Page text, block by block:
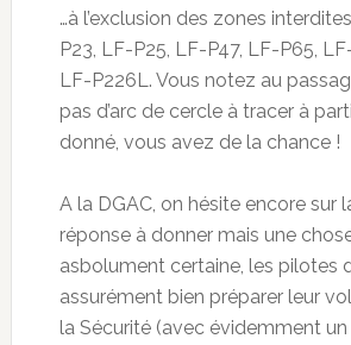
…à l’exclusion des zones
P23, LF-P25, LF-P47, LF-P65,
LF-P226L. Vous notez au
pas d’arc de cercle à tracer à
donné, vous avez de la chance !
A la DGAC, on hésite encore sur
réponse à donner mais une
asbolument certaine, les pilotes
assurément bien préparer leur
la Sécurité (avec évidemment